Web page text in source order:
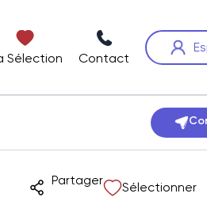
Sélection Contact
Partager Sélectionner